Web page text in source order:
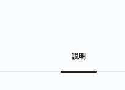
説明